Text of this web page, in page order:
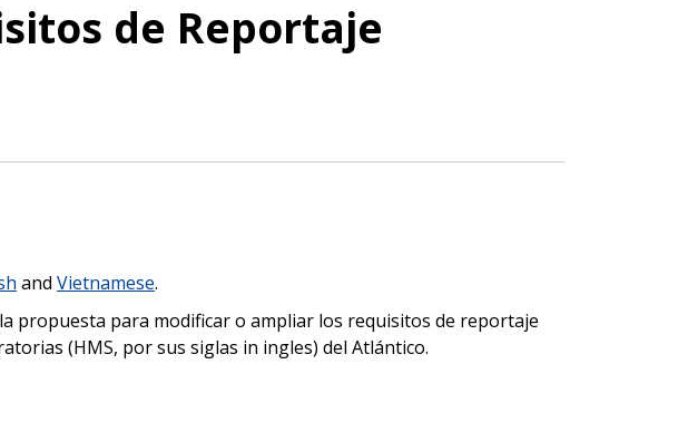
de Reportaje
and Vietnamese.
propuesta para modificar o ampliar los requisitos de reportaje
(HMS, por sus siglas in ingles) del Atlántico.